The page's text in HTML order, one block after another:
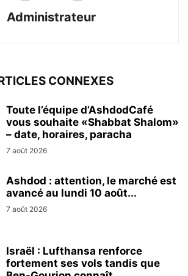
Administrateur
CONNEXES
Toute l’équipe d’AshdodCafé
vous souhaite «Shabbat Shalom»
– date, horaires, paracha
7 août 2026
Ashdod : attention, le marché est
avancé au lundi 10 août...
7 août 2026
Israël : Lufthansa renforce
fortement ses vols tandis que